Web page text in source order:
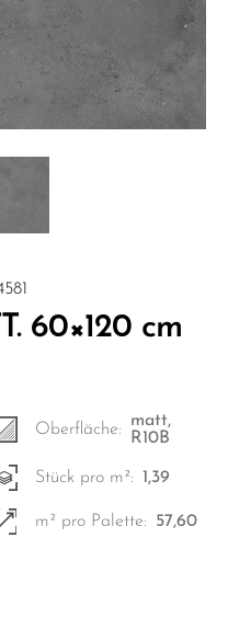
60×120 cm
Oberfläche:
matt,
R10B
Stück pro m²: 1,39
m² pro Palette: 57,60